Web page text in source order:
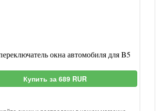
окна автомобиля для B5
Купить за 689 RUR